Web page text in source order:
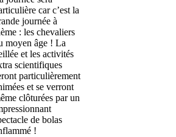
car c’est la
journée à
: les chevaliers
moyen âge ! La
et les activités
scientifiques
particulièrement
et se verront
clôturées par un
de bolas
!